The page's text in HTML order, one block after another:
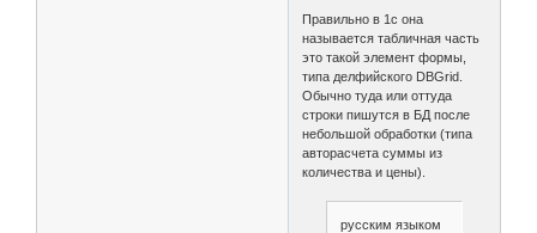
Правильно в 1с она
называется табличная часть
это такой элемент формы,
типа делфийского DBGrid.
Обычно туда или оттуда
строки пишутся в БД после
небольшой обработки (типа
авторасчета суммы из
количества и цены).
русским языком